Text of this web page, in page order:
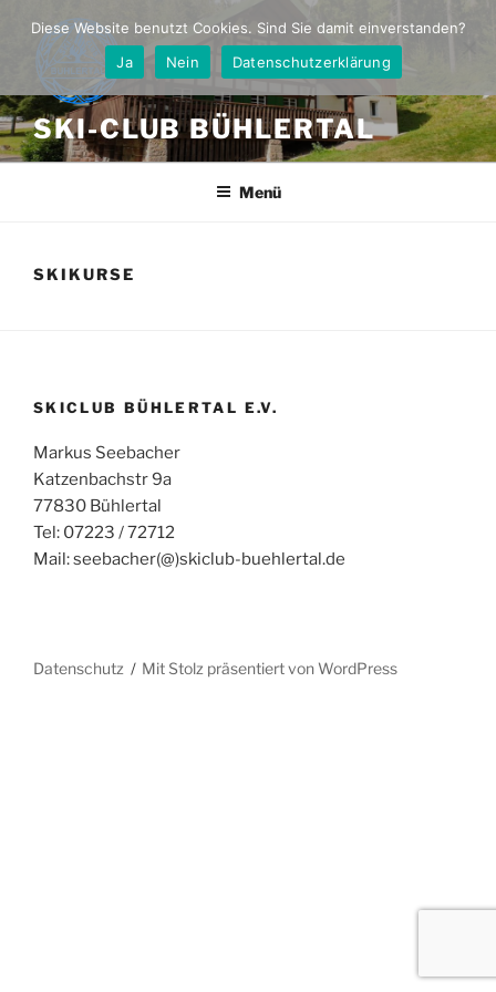
Inhalt
springen
SKI-CLUB BÜHLERTAL
Menü
SKIKURSE
SKICLUB BÜHLERTAL E.V.
Markus Seebacher
Katzenbachstr 9a
77830 Bühlertal
Tel: 07223 / 72712
Mail: seebacher(@)skiclub-buehlertal.de
Datenschutz Mit Stolz präsentiert von WordPress
Diese Website benutzt Cookies. Sind Sie damit einverstanden?
Ja
Nein Datenschutzerklärung